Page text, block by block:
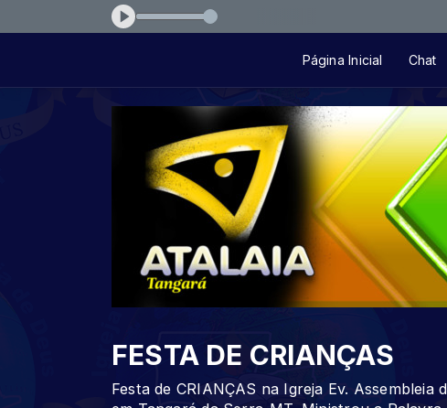
- Live Session 1 - Confia
Página Inicial Chat
FESTA DE CRIANÇAS
Festa de CRIANÇAS na Igreja Ev.